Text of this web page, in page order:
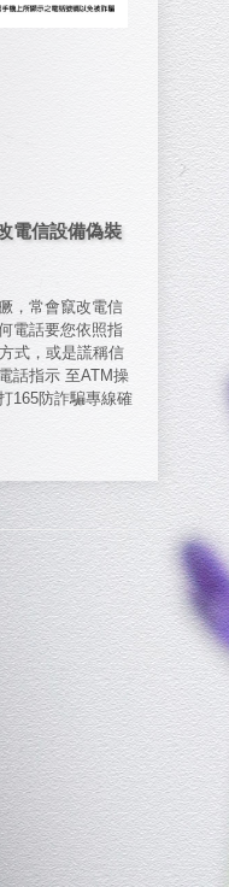
電信設備偽裝
，常會竄改電信
電話要您依照指
式，或是謊稱信
話指示 至ATM操
165防詐騙專線確